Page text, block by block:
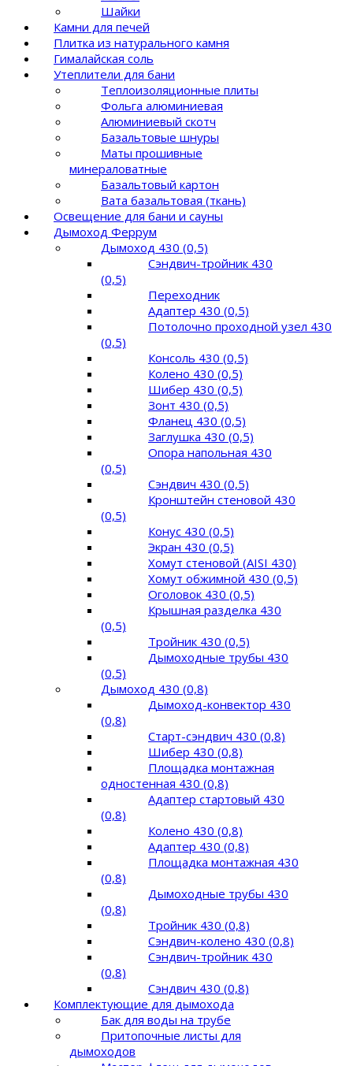
Шайки
Камни для печей
Плитка из натурального камня
Гималайская соль
Утеплители для бани
Теплоизоляционные плиты
Фольга алюминиевая
Алюминиевый скотч
Базальтовые шнуры
Маты прошивные
минераловатные
Базальтовый картон
Вата базальтовая (ткань)
Освещение для бани и сауны
Дымоход Феррум
Дымоход 430 (0,5)
Сэндвич-тройник 430
(0,5)
Переходник
Адаптер 430 (0,5)
Потолочно проходной узел 430
(0,5)
Консоль 430 (0,5)
Колено 430 (0,5)
Шибер 430 (0,5)
Зонт 430 (0,5)
Фланец 430 (0,5)
Заглушка 430 (0,5)
Опора напольная 430
(0,5)
Сэндвич 430 (0,5)
Кронштейн стеновой 430
(0,5)
Конус 430 (0,5)
Экран 430 (0,5)
Хомут стеновой (AISI 430)
Хомут обжимной 430 (0,5)
Оголовок 430 (0,5)
Крышная разделка 430
(0,5)
Тройник 430 (0,5)
Дымоходные трубы 430
(0,5)
Дымоход 430 (0,8)
Дымоход-конвектор 430
(0,8)
Старт-сэндвич 430 (0,8)
Шибер 430 (0,8)
Площадка монтажная
одностенная 430 (0,8)
Адаптер стартовый 430
(0,8)
Колено 430 (0,8)
Адаптер 430 (0,8)
Площадка монтажная 430
(0,8)
Дымоходные трубы 430
(0,8)
Тройник 430 (0,8)
Сэндвич-колено 430 (0,8)
Сэндвич-тройник 430
(0,8)
Сэндвич 430 (0,8)
Комплектующие для дымохода
Бак для воды на трубе
Притопочные листы для
дымоходов